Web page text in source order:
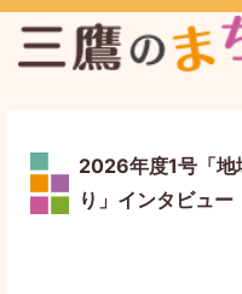
三鷹
2026年度1号「地
り」インタビュー